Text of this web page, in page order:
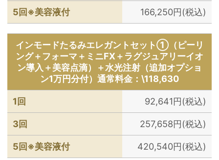
5回※美容液付 166,250円(税込)
インモードたるみエレガントセット①（ピーリ
ング＋フォーマ＋ミニFX＋ラグジュアリーイオ
ン導入＋美容点滴）＋水光注射（追加オプショ
ン1万円分付）通常料金：\118,630
1回 92,641円(税込)
3回 257,658円(税込)
5回※美容液付 420,540円(税込)